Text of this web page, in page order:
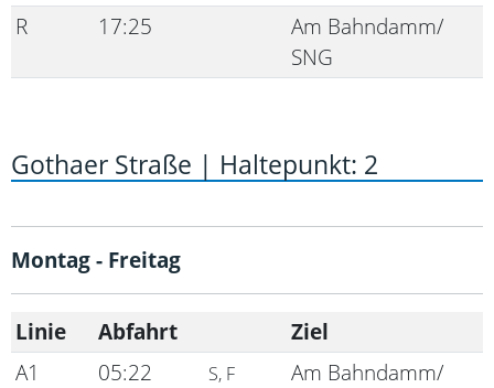
R
17:25
Am Bahndamm/
SNG
Gothaer Straße | Haltepunkt: 2
Montag - Freitag
Linie Abfahrt
Ziel
A1
05:22 S, F
Am Bahndamm/